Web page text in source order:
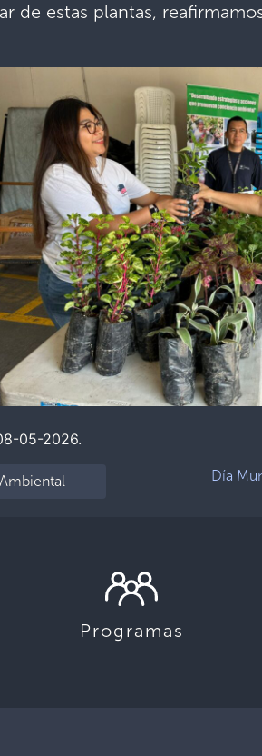
de estas plantas,
05-2026.
Día
Programas